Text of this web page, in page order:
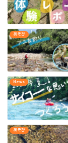
あそび
News
あそび